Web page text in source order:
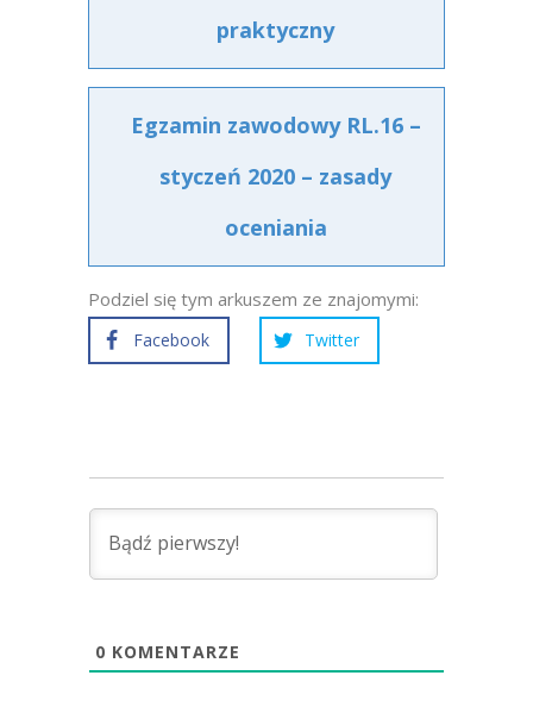
praktyczny
Egzamin zawodowy RL.16 –
styczeń 2020 – zasady
oceniania
Podziel się tym arkuszem ze znajomymi:
Facebook Twitter
0 KOMENTARZE